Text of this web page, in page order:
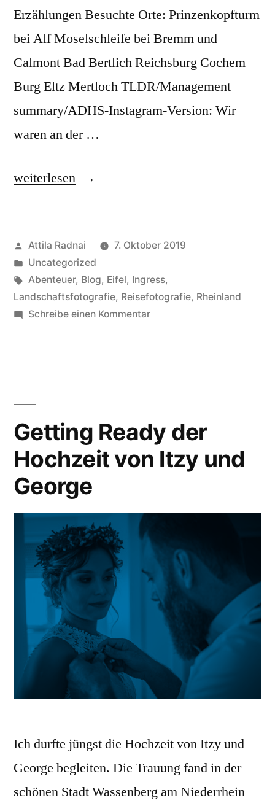
Erzählungen Besuchte Orte: Prinzenkopfturm
bei Alf Moselschleife bei Bremm und
Calmont Bad Bertlich Reichsburg Cochem
Burg Eltz Mertloch TLDR/Management
summary/ADHS-Instagram-Version: Wir
waren an der …
„Burger,
Bögen-
Moseltour
2018“
weiterlesen
Veröffentlicht
von
Attila Radnai
7. Oktober 2019
Veröffentlicht
in
Uncategorized
Schlagwörter:
Abenteuer, Blog, Eifel, Ingress,
Landschaftsfotografie, Reisefotografie, Rheinland
Schreibe einen Kommentarzu
Getting Ready der
Hochzeit von Itzy und
George
Ich durfte jüngst die Hochzeit von Itzy und
George begleiten. Die Trauung fand in der
schönen Stadt Wassenberg am Niederrhein